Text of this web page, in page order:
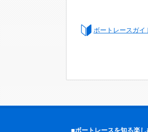
ボートレースガイ
■ボートレースを知る楽し